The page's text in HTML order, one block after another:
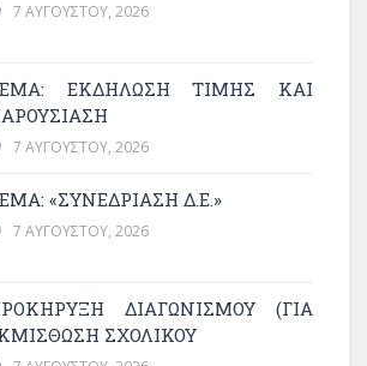
7 ΑΥΓΟΎΣΤΟΥ, 2026
ΕΚΔΉΛΩΣΗ ΤΙΜΉΣ ΚΑΙ
7 ΑΥΓΟΎΣΤΟΥ, 2026
«ΣΥΝΕΔΡΊΑΣΗ Δ.Ε.»
7 ΑΥΓΟΎΣΤΟΥ, 2026
ΔΙΑΓΩΝΙΣΜΟΥ (ΓΙΑ
ΣΧΟΛΙΚΟΎ